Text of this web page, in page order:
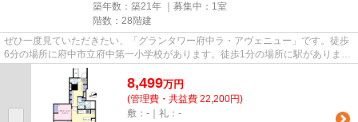
築年数：築21年 ｜募集中： 1室
階数：28階建
ぜひ一度見ていただきたい、「グランタワー府中ラ・アヴェニュー」です。徒歩
6分の場所に府中市立府中第一小学校があります。徒歩1分の場所に駅がありま
す。こちらはタワーマンション...
8,499万円
(管理費・共益費 22,200円)
敷：-｜礼：-